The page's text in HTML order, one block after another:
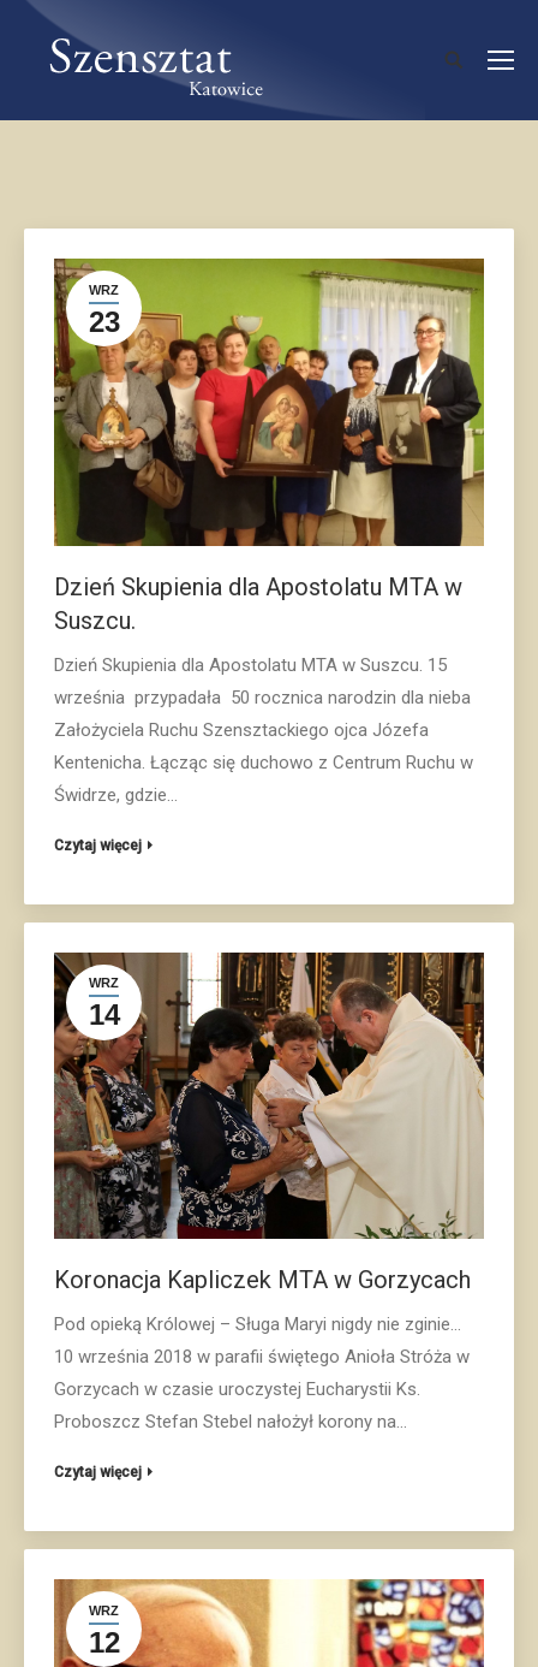
WRZ
23
Dzień Skupienia dla Apostolatu MTA w
Suszcu.
Dzień Skupienia dla Apostolatu MTA w Suszcu. 15
września przypadała 50 rocznica narodzin dla nieba
Założyciela Ruchu Szensztackiego ojca Józefa
Kentenicha. Łącząc się duchowo z Centrum Ruchu w
Świdrze, gdzie…
Czytaj więcej
WRZ
14
Koronacja Kapliczek MTA w Gorzycach
Pod opieką Królowej – Sługa Maryi nigdy nie zginie…
10 września 2018 w parafii świętego Anioła Stróża w
Gorzycach w czasie uroczystej Eucharystii Ks.
Proboszcz Stefan Stebel nałożył korony na…
Czytaj więcej
WRZ
12